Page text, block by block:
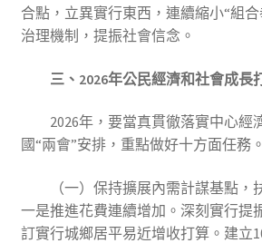
合點，立異實行東西，連續縮小“組
治理機制，提振社會信念。
三、2026年公民經濟和社會成長
2026年，要當真貫徹落實中心經
國“兩會”安排，重點做好十方面任務。
（一）保持擴展內需計謀基點，
一是推進花費連續增加。深刻實行提
訂實行城鄉居平易近增收打算。建立